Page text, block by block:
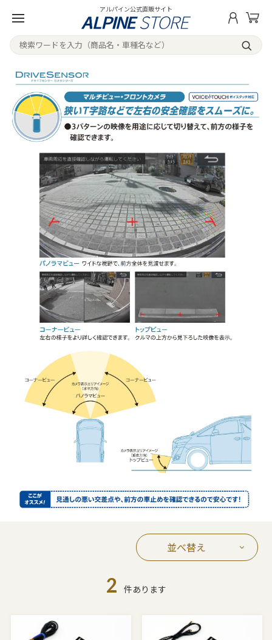
アルパイン公式直販サイト
並べ替え
2 件あります